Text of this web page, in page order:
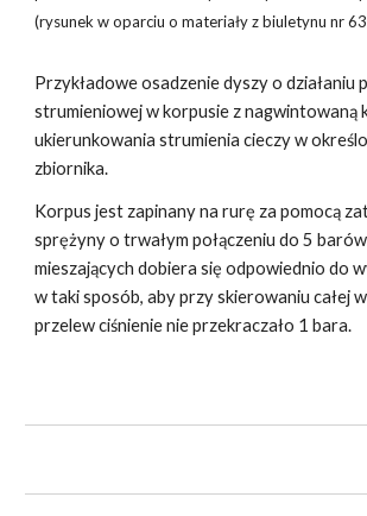
(rysunek w oparciu o materiały z biuletynu nr
Przykładowe osadzenie dyszy o działaniu
strumieniowej w korpusie z nagwintowaną
ukierunkowania strumienia cieczy w
zbiornika.
Korpus jest zapinany na rurę za pomocą
sprężyny o trwałym połączeniu do 5
mieszających dobiera się odpowiednio do
w taki sposób, aby przy skierowaniu całej
przelew ciśnienie nie przekraczało 1 bara.